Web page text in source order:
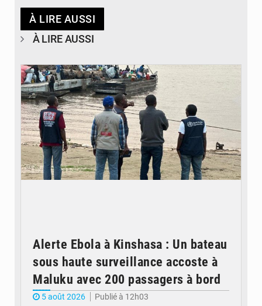
À LIRE AUSSI
À LIRE AUSSI
Alerte Ebola à Kinshasa : Un bateau
sous haute surveillance accoste à
Maluku avec 200 passagers à bord
5 août 2026
Publié à 12h03